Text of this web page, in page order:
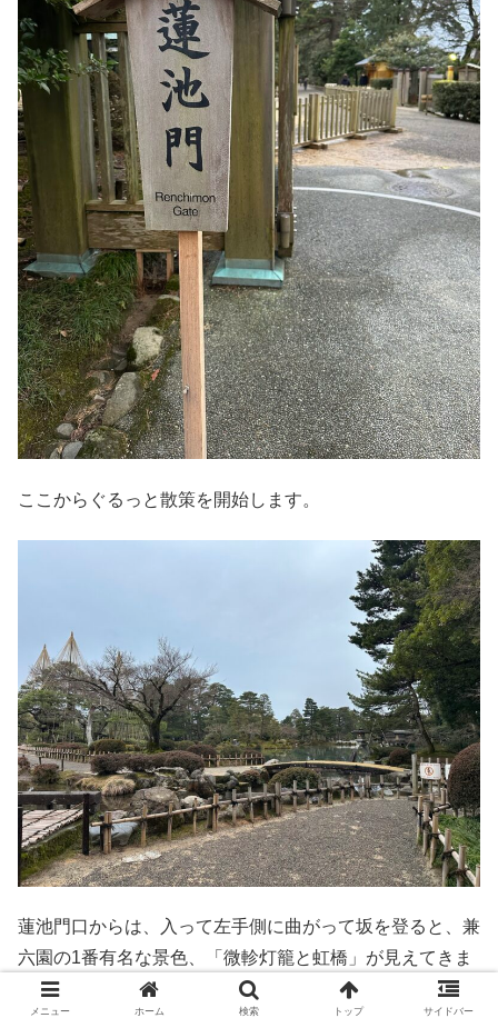
ここからぐるっと散策を開始します。
蓮池門口からは、入って左手側に曲がって坂を登ると、兼
六園の1番有名な景色、「微軫灯籠と虹橋」が見えてきま
す。
メニュー ホーム 検索 トップ サイドバー